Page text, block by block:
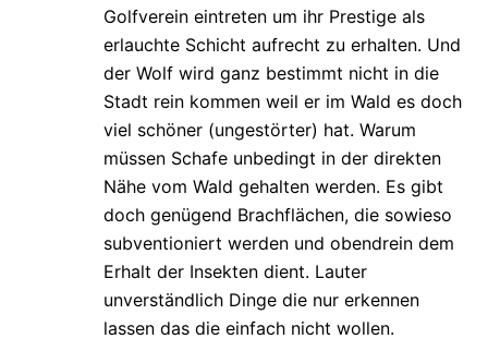
Golfverein eintreten um ihr Prestige als
erlauchte Schicht aufrecht zu erhalten. Und
der Wolf wird ganz bestimmt nicht in die
Stadt rein kommen weil er im Wald es doch
viel schöner (ungestörter) hat. Warum
müssen Schafe unbedingt in der direkten
Nähe vom Wald gehalten werden. Es gibt
doch genügend Brachflächen, die sowieso
subventioniert werden und obendrein dem
Erhalt der Insekten dient. Lauter
unverständlich Dinge die nur erkennen
lassen das die einfach nicht wollen.